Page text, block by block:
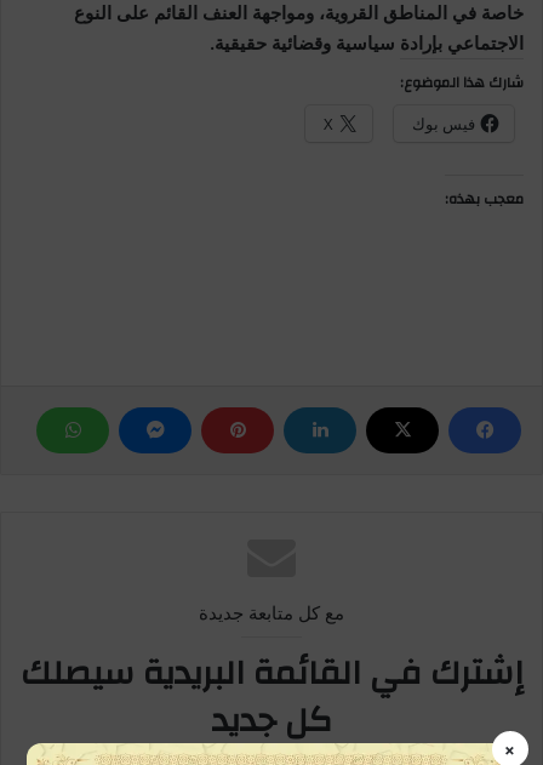
خاصة في المناطق القروية، ومواجهة العنف القائم على النوع
الاجتماعي بإرادة سياسية وقضائية حقيقية.
شارك هذا الموضوع:
فيس بوك X
معجب بهذه:
مع كل متابعة جديدة
إشترك في القائمة البريدية سيصلك
كل جديد ×